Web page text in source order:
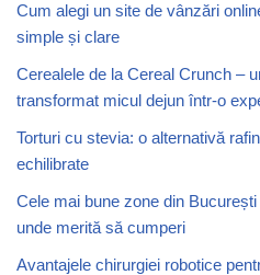
Cum alegi un site de vânzări
simple și clare
Cerealele de la Cereal Crunch –
transformat micul dejun într-o
Torturi cu stevia: o alternativă
echilibrate
Cele mai bune zone din
unde merită să cumperi
Avantajele chirurgiei robotice